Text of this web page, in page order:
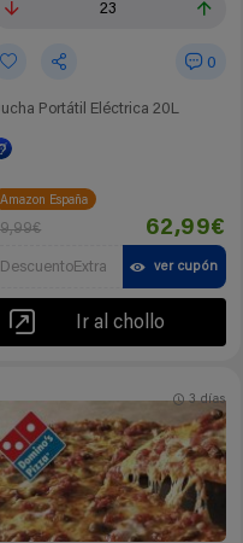
23
0
Portátil Eléctrica 20L
Amazon España
62,99€
DescuentoExtra ver cupón
Ir al chollo
3 días